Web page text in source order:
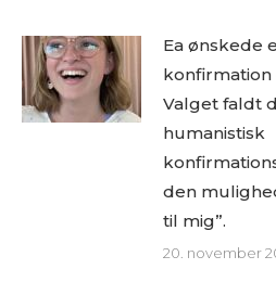
Ea ønskede
konfirmation
Valget faldt
humanistisk
den
til mig”.
20. november